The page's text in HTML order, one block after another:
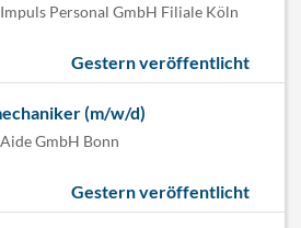
Impuls Personal GmbH Filiale Köln
Gestern veröffentlicht
(m/w/d)
Aide GmbH Bonn
Gestern veröffentlicht